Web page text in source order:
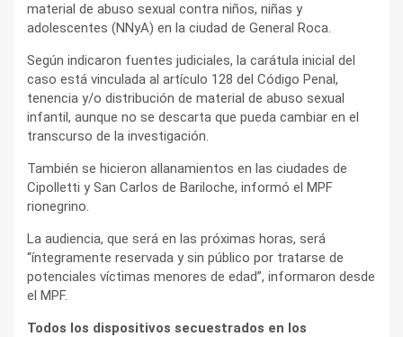
material de abuso sexual contra niños, niñas y
adolescentes (NNyA) en la ciudad de General Roca.
Según indicaron fuentes judiciales, la carátula inicial del
caso está vinculada al artículo 128 del Código Penal,
tenencia y/o distribución de material de abuso sexual
infantil, aunque no se descarta que pueda cambiar en el
transcurso de la investigación.
También se hicieron allanamientos en las ciudades de
Cipolletti y San Carlos de Bariloche, informó el MPF
rionegrino.
La audiencia, que será en las próximas horas, será
“íntegramente reservada y sin público por tratarse de
potenciales víctimas menores de edad”, informaron desde
el MPF.
Todos los dispositivos secuestrados en los